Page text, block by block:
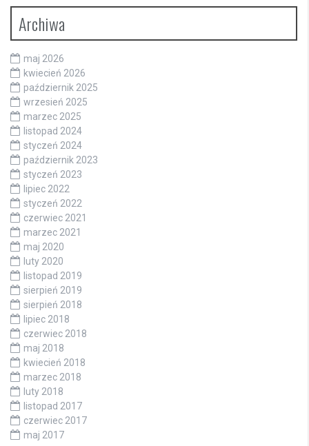
Archiwa
maj 2026
kwiecień 2026
październik 2025
wrzesień 2025
marzec 2025
listopad 2024
styczeń 2024
październik 2023
styczeń 2023
lipiec 2022
styczeń 2022
czerwiec 2021
marzec 2021
maj 2020
luty 2020
listopad 2019
sierpień 2019
sierpień 2018
lipiec 2018
czerwiec 2018
maj 2018
kwiecień 2018
marzec 2018
luty 2018
listopad 2017
czerwiec 2017
maj 2017